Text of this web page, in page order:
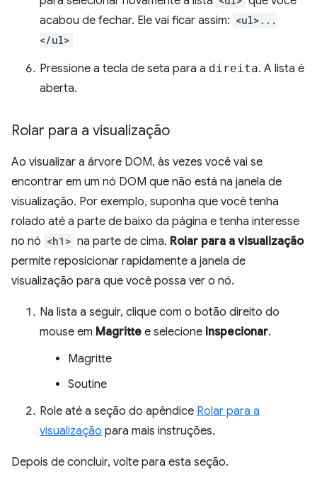
acabou de fechar. Ele vai ficar assim: <ul>...
</ul>
Pressione a tecla de seta para a direita. A lista é
aberta.
Rolar para a visualização
Ao visualizar a árvore DOM, às vezes você vai se
encontrar em um nó DOM que não está na janela de
visualização. Por exemplo, suponha que você tenha
rolado até a parte de baixo da página e tenha interesse
no nó <h1> na parte de cima. Rolar para a visualização
permite reposicionar rapidamente a janela de
visualização para que você possa ver o nó.
Na lista a seguir, clique com o botão direito do
mouse em Magritte e selecione Inspecionar.
Magritte
Soutine
Role até a seção do apêndice Rolar para a
visualização para mais instruções.
Depois de concluir, volte para esta seção.